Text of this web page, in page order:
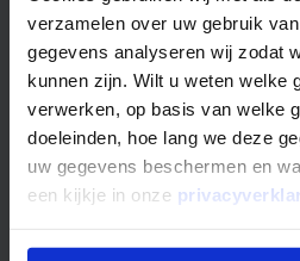
verzamelen over uw gebruik
gegevens analyseren wij zodat
kunnen zijn. Wilt u weten welke
verwerken, op basis van welke
doeleinden, hoe lang we deze
uw gegevens beschermen en
een kijkje in onze
Projectfinanciering
Bij Mogelijk kunt u eenvoudig